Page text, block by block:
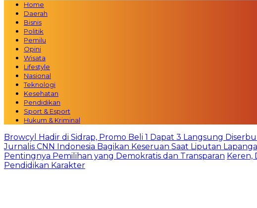
Home
Daerah
Bisnis
Politik
Pemilu
Opini
Wisata
Lifestyle
Nasional
Teknologi
Kesehatan
Pendidikan
Sport & Esport
Hukum & Kriminal
Browcyl Hadir di Sidrap, Promo Beli 1 Dapat 3 Langsung
Jurnalis CNN Indonesia Bagikan Keseruan Saat Liputan
Pentingnya Pemilihan yang Demokratis dan Transparan Keren,
Pendidikan Karakter